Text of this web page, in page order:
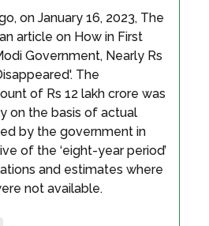
on January 16, 2023, The
article on How in First
Government, Nearly Rs
The
of Rs 12 lakh crore was
on the basis of actual
by the government in
of the ‘eight-year period’
and estimates where
not available.